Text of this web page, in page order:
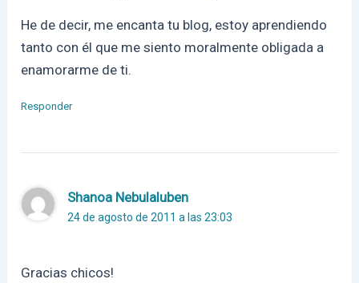
He de decir, me encanta tu blog, estoy aprendiendo
tanto con él que me siento moralmente obligada a
enamorarme de ti.
Responder
Shanoa Nebulaluben
24 de agosto de 2011 a las 23:03
Gracias chicos!